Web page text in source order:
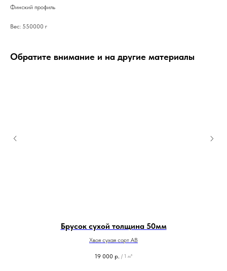
Финский профиль
Вес: 550000 г
Обратите внимание и на другие материалы
Брусок сухой толщина 50мм
Хвоя сухая сорт AB
19 000 р. / 1 м³